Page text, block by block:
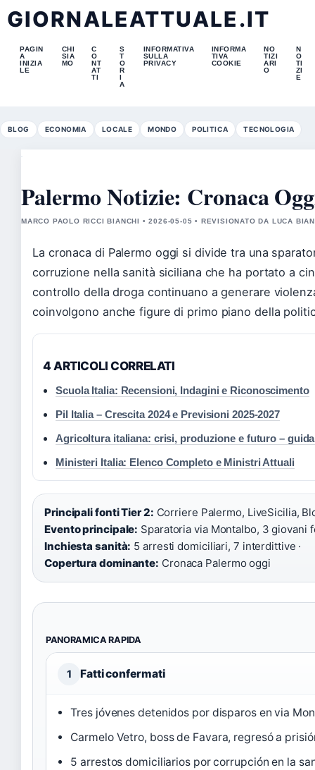
GIORNALEATTUALE.IT
PAGIN
A
INIZIA
LE
CHI
SIA
MO
C
O
NT
AT
TI
S
T
O
R
I
A
INFORMATIVA
SULLA
PRIVACY
INFORMA
TIVA
COOKIE
NO
TIZI
ARI
O
N
O
TI
ZI
E
BLOG ECONOMIA LOCALE MONDO POLITICA TECNOLOGIA
Palermo Notizie: Cronaca
MARCO PAOLO RICCI BIANCHI • 2026-05-05 • REVISIONATO DA LUCA
La cronaca di Palermo oggi si divide tra una
corruzione nella sanità siciliana che ha portato a
controllo della droga continuano a generare
coinvolgono anche figure di primo piano della
4 ARTICOLI CORRELATI
Scuola Italia: Recensioni, Indagini e Riconoscimento
Pil Italia – Crescita 2024 e Previsioni 2025-2027
Agricoltura italiana: crisi, produzione e futuro –
Ministeri Italia: Elenco Completo e Ministri Attuali
Principali fonti Tier 2: Corriere Palermo, LiveSicilia,
Evento principale: Sparatoria via Montalbo, 3 giovani
Inchiesta sanità: 5 arresti domiciliari, 7 interdittive ·
Copertura dominante: Cronaca Palermo oggi
PANORAMICA RAPIDA
1 Fatti confermati
Tres jóvenes detenidos por disparos en via
Carmelo Vetro, boss de Favara, regresó a
5 arrestos domiciliarios por corrupción en la